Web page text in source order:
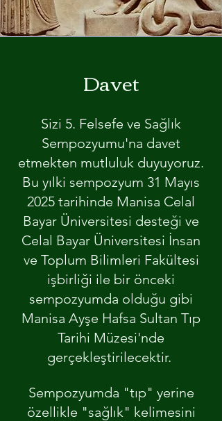
Davet
Sizi 5. Felsefe ve Sağlık
Sempozyumu'na davet
etmekten mutluluk duyuyoruz.
Bu yılki sempozyum 31 Mayıs
2025 tarihinde Manisa Celal
Bayar Üniversitesi desteği ve
Celal Bayar Üniversitesi İnsan
ve Toplum Bilimleri Fakültesi
işbirliği ile bir önceki
sempozyumda olduğu gibi
Manisa Ayşe Hafsa Sultan Tıp
Tarihi Müzesi'nde
gerçekleştirilecektir.
Sempozyumda "tıp" yerine
özellikle "sağlık" kelimesini